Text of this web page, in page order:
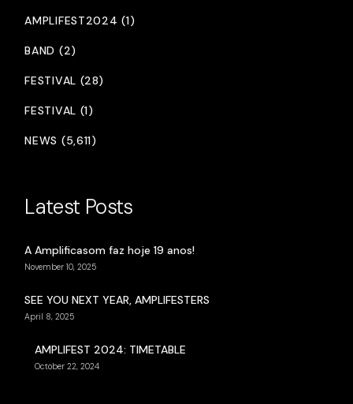
AMPLIFEST2024 (1)
BAND (2)
FESTIVAL (28)
FESTIVAL (1)
NEWS (5,611)
Latest Posts
A Amplificasom faz hoje 19 anos!
November 10, 2025
SEE YOU NEXT YEAR, AMPLIFESTERS
April 8, 2025
AMPLIFEST 2024: TIMETABLE
October 22, 2024